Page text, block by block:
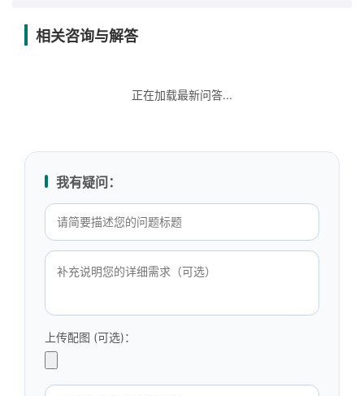
相关咨询与解答
正在加载最新问答...
我有疑问：
上传配图 (可选)：